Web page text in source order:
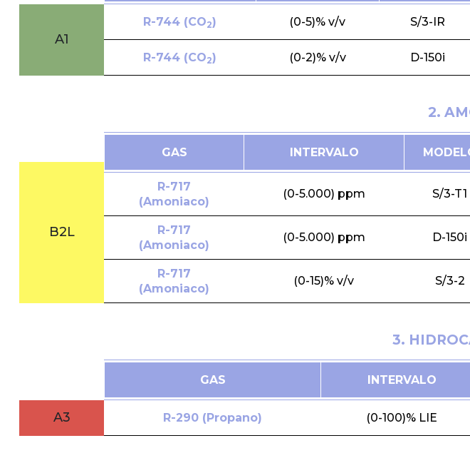
A1
R-744 (CO2) (0-5)% v/v S/3-IR
R-744 (CO2) (0-2)% v/v D-150i
2.
B2L
GAS INTERVALO
R-717
(Amoniaco)
(0-5.000) ppm S/3-T1
R-717
(Amoniaco)
(0-5.000) ppm D-150i
R-717
(Amoniaco)
(0-15)% v/v S/3-2
3.
A3
GAS INTERVALO
R-290 (Propano) (0-100)% LIE